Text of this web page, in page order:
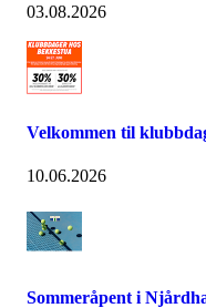
03.08.2026
Velkommen til
10.06.2026
Sommeråpent i